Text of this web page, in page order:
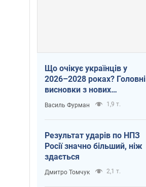
Що очікує українців у
2026–2028 роках? Головні
висновки з нових
прогнозів від НБУ
Василь Фурман 1,9 т.
Результат ударів по НПЗ
Росії значно більший, ніж
здається
Дмитро Томчук 2,1 т.